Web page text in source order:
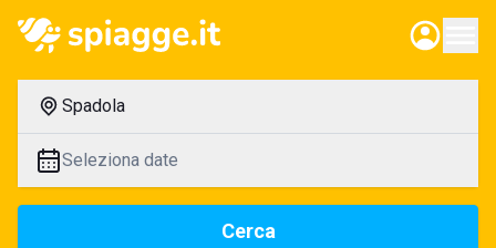
Spadola
Seleziona date
Cerca